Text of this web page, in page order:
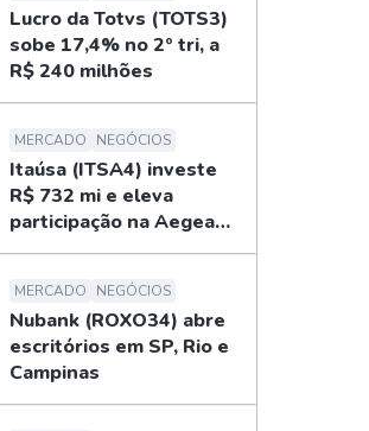
Lucro da Totvs (TOTS3)
sobe 17,4% no 2º tri, a
R$ 240 milhões
MERCADO NEGÓCIOS
Itaúsa (ITSA4) investe
R$ 732 mi e eleva
participação na Aegea
para 14%
MERCADO NEGÓCIOS
Nubank (ROXO34) abre
escritórios em SP, Rio e
Campinas